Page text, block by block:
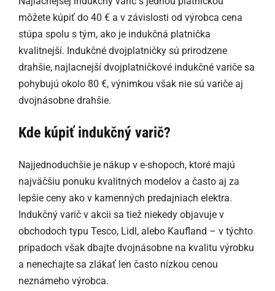
môžete kúpiť do 40 € a v závislosti od výrobca cena
stúpa spolu s tým, ako je indukčná platnička
kvalitnejší. Indukčné dvojplatničky sú prirodzene
drahšie, najlacnejší dvojplatničkové indukčné variče sa
pohybujú okolo 80 €, výnimkou však nie sú variče aj
dvojnásobne drahšie.
Kde kúpiť indukčný varič?
Najjednoduchšie je nákup v e-shopoch, ktoré majú
najväčšiu ponuku kvalitných modelov a často aj za
lepšie ceny ako v kamenných predajniach elektra.
Indukčný varič v akcii sa tiež niekedy objavuje v
obchodoch typu Tesco, Lidl, alebo Kaufland – v týchto
prípadoch však dbajte dvojnásobne na kvalitu výrobku
a nenechajte sa zlákať len často nízkou cenou
neznámeho výrobca.